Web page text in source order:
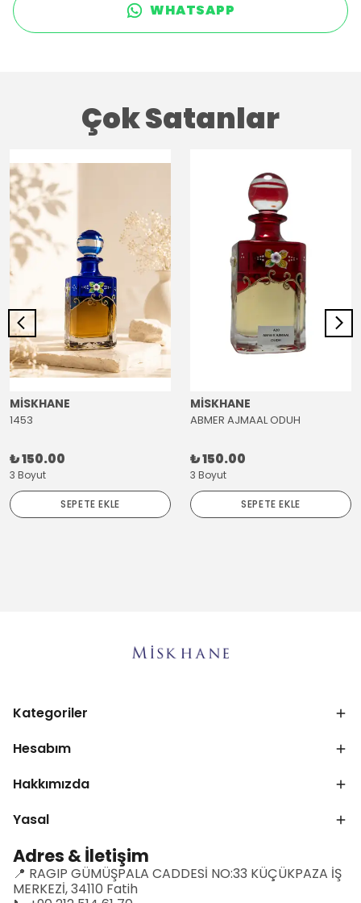
WHATSAPP
Çok Satanlar
MİSKHANE
1453
₺ 150.00
3 Boyut
SEPETE EKLE
MİSKHANE
ABMER AJMAAL ODUH
₺ 150.00
3 Boyut
SEPETE EKLE
Kategoriler
Hesabım
Hakkımızda
Yasal
Adres & İletişim
📍 RAGIP GÜMÜŞPALA CADDESİ NO:33 KÜÇÜKPAZA İŞ
MERKEZİ, 34110 Fatih